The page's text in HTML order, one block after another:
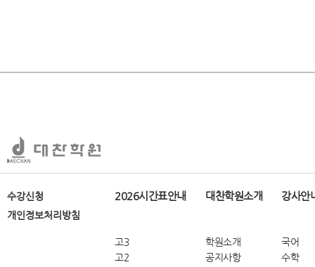
수강신청
개인정보처리방침
2026시간표안내
고3
고2
대찬학원소개
학원소개
공지사항
강사안
국어
수학